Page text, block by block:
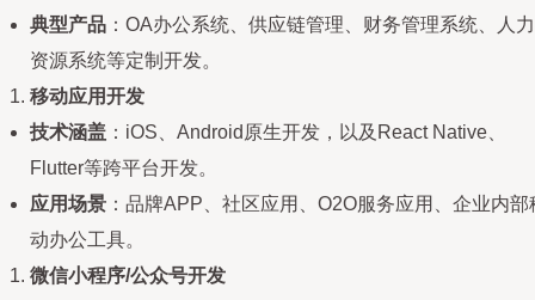
典型产品 ：OA办公系统、供应链管理、财务管理系统、人力
资源系统等定制开发。
移动应用开发
技术涵盖 ：iOS、Android原生开发，以及React Native、
Flutter等跨平台开发。
应用场景 ：品牌APP、社区应用、O2O服务应用、企业内部
动办公工具。
微信小程序/公众号开发